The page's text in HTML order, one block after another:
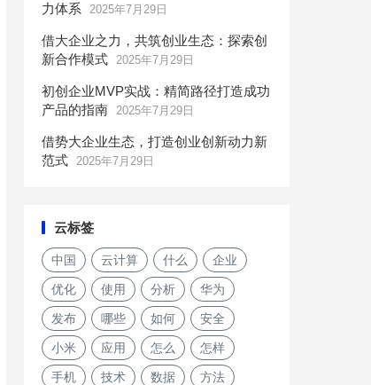
力体系
2025年7月29日
借大企业之力，共筑创业生态：探索创
新合作模式 2025年7月29日
初创企业MVP实战：精简路径打造成功
产品的指南 2025年7月29日
借势大企业生态，打造创业创新动力新
范式 2025年7月29日
云标签
中国 云计算 什么 企业
优化 使用 分析 华为
发布 哪些 如何 安全
小米 应用 怎么 怎样
手机 技术 数据 方法